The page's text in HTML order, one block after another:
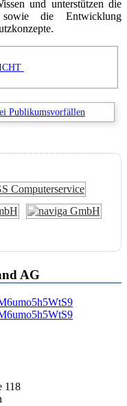
und unterstützen die
sowie die Entwicklung
Publikumsvorfällen
AG
118